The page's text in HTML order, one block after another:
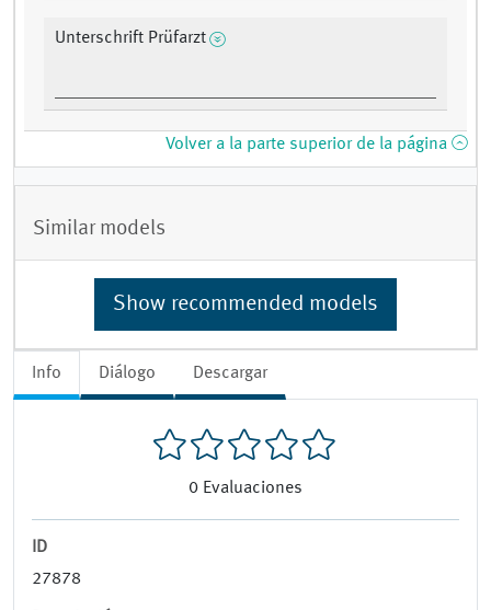
Info Diálogo Descargar
0 Evaluaciones
ID
27878
Unterschrift Prüfarzt
Volver a la parte superior de la página
Similar models
Show recommended models